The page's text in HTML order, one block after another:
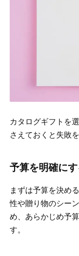
カタログギフトを
さえておくと失敗
予算を明確に
まずは予算を決め
性や贈り物のシー
め、あらかじめ予
す。